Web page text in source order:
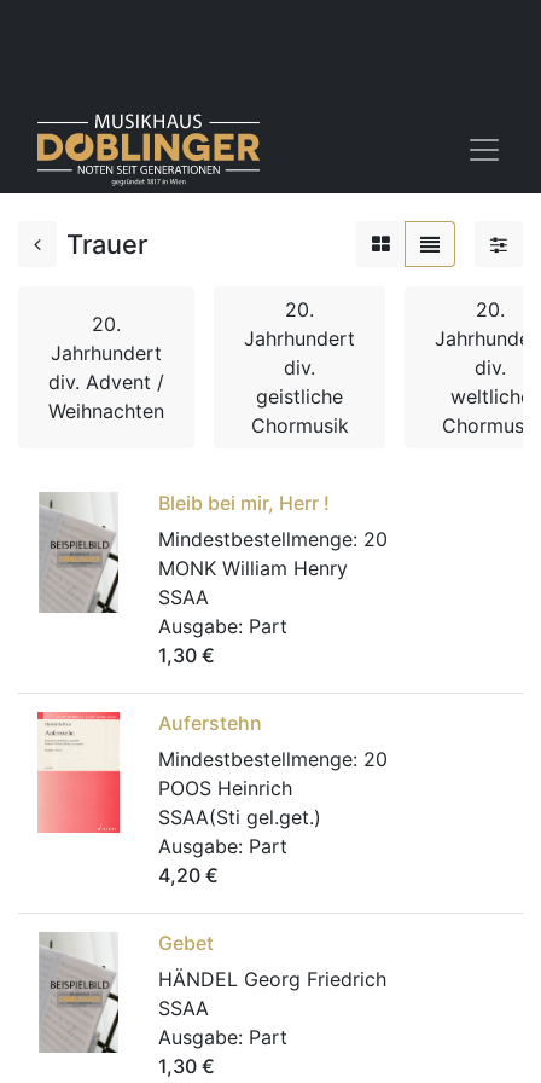
Trauer
20.
Jahrhundert
div. Advent /
Weihnachten
20.
Jahrhundert
div.
geistliche
Chormusik
20.
div.
weltliche
Chormusik
Bleib bei mir, Herr !
Mindestbestellmenge: 20
MONK William Henry
SSAA
Ausgabe: Part
1,30 €
Auferstehn
Mindestbestellmenge: 20
POOS Heinrich
SSAA(Sti gel.get.)
Ausgabe: Part
4,20 €
Gebet
HÄNDEL Georg Friedrich
SSAA
Ausgabe: Part
1,30 €